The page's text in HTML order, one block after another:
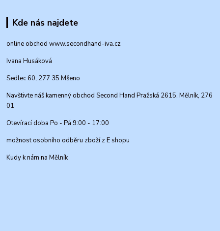
Kde nás najdete
online obchod www.secondhand-iva.cz
Ivana Husáková
Sedlec 60, 277 35 Mšeno
Navštivte náš kamenný obchod Second Hand Pražská 2615, Mělník, 276
01
Otevírací doba Po - Pá 9:00 - 17:00
možnost osobního odběru zboží z E shopu
Kudy k nám na Mělník